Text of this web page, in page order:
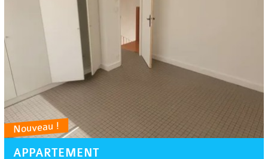
Nouveau !
APPARTEMENT